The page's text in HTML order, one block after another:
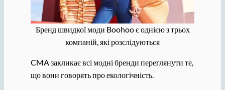
Бренд швидкої моди Boohoo є однією з трьох
компаній, які розслідуються
CMA закликає всі модні бренди переглянути те,
що вони говорять про екологічність.